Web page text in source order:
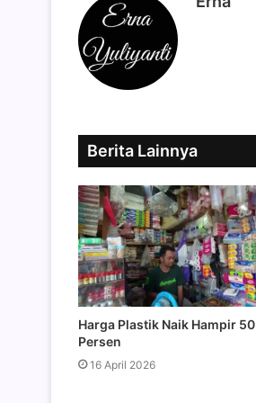
Berita Lainnya
Harga Plastik Naik Hampir 50
Persen
16 April 2026